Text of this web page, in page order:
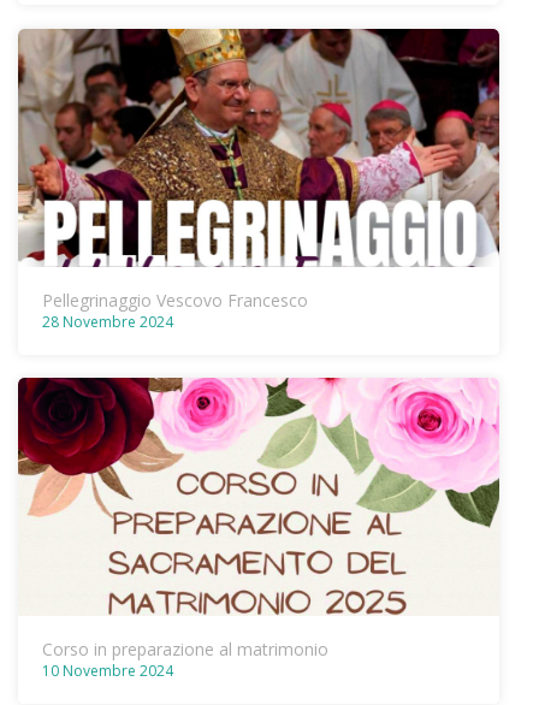
Pellegrinaggio Vescovo Francesco
28 Novembre 2024
Corso in preparazione al matrimonio
10 Novembre 2024